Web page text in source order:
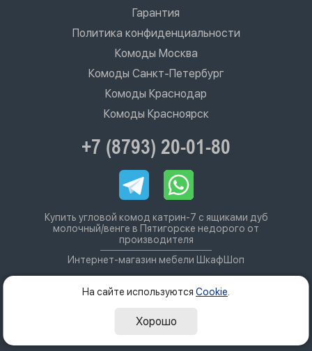
Гарантия
Политика конфиденциальности
Комоды Москва
Комоды Санкт-Петербург
Комоды Краснодар
Комоды Красноярск
+7 (8793) 20-01-80
Купить угловой комод катрин-7 с ящиками дуб
молочный/венге в Пятигорске недорого от
производителя
Интернет-магазин мебели ШкафШоп
На сайте используются Cookie
Хорошо